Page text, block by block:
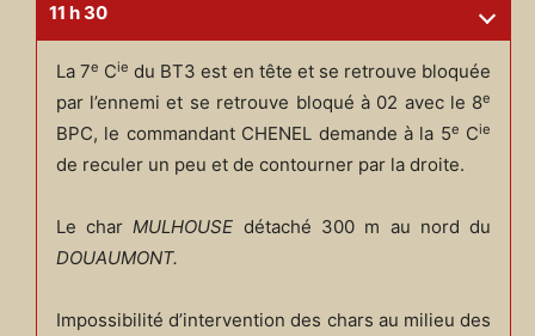
11 h 30
La 7e Cie du BT3 est en tête et se retrouve bloquée
par l’ennemi et se retrouve bloqué à 02 avec le 8e
BPC, le commandant CHENEL demande à la 5e Cie
de reculer un peu et de contourner par la droite.
Le charMULHOUSE détaché 300 m au nord du
DOUAUMONT.
Impossibilité d’intervention des chars au milieu des